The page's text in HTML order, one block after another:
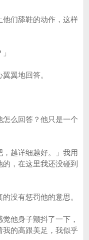
们舔鞋的动作，这样
翼地回答。
么回答？他只是一个
越详细越好。」我用
，在这里我还没碰到
没有惩罚他的意思。
他身子颤抖了一下，
我的高跟美足，我似乎